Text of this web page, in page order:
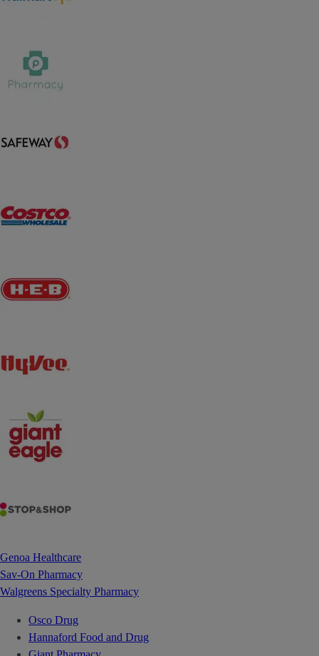
Genoa Healthcare
Sav-On Pharmacy
Walgreens Specialty Pharmacy
Osco Drug
Hannaford Food and Drug